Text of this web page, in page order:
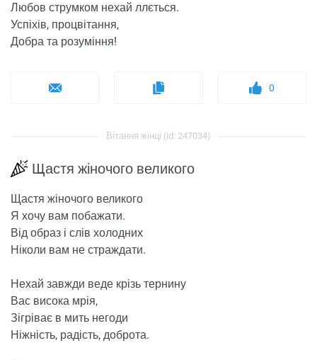
Любов струмком нехай ллється.
Успіхів, процвітання,
Добра та розуміння!
0
Вітання жінці (id: 247034)
Щастя жіночого великого
Щастя жіночого великого
Я хочу вам побажати.
Від образ і слів холодних
Ніколи вам не страждати.
Нехай завжди веде крізь тернину
Вас висока мрія,
Зігріває в мить негоди
Ніжність, радість, доброта.